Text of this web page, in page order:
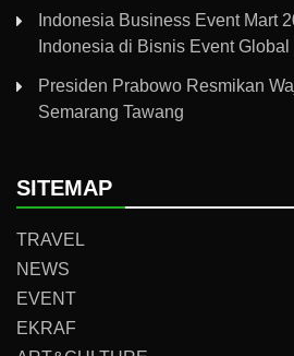
Indonesia Business Event Mart
Indonesia di Bisnis Event Global
Presiden Prabowo Resmikan
Semarang Tawang
SITEMAP
TRAVEL
NEWS
EVENT
EKRAF